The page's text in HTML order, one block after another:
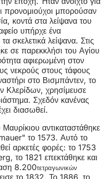
μπορούσαν
κοντά στα λείψανα του
υπήρχε ένα
σκελετικά λείψανα. Στις
σε παρεκκλήσι του Αγίου
αφιερωμένη στον
νεκρούς στους τάφους
στο Βισμπάντεν, το
χρησίμευσε
Σχεδόν κανένας
διασωθεί.
αντικαταστάθηκε
το 1573. Αυτό το
αρκετές φορές: το 1753
το 1821 επεκτάθηκε και
8.200τετραγωνικών
το 1832. Το 1886, το